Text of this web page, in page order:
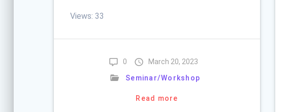
Views: 33
0
March 20, 2023
Seminar/Workshop
Read more